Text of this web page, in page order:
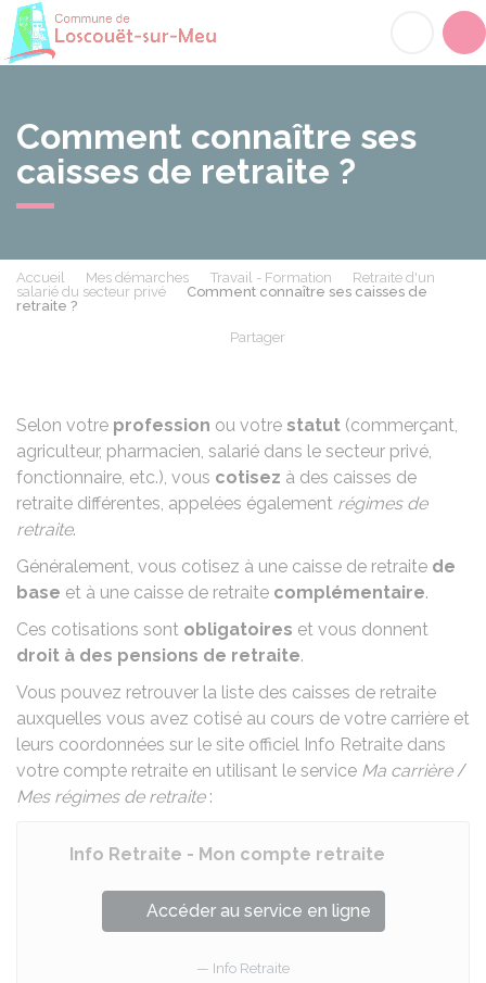
Comment connaître ses
caisses de retraite ?
Accueil Mes démarches Travail - Formation
Retraite d'un
salarié du secteur privé
Comment connaître ses caisses de
retraite ?
Partager
Selon votre profession ou votre statut (commerçant,
agriculteur, pharmacien, salarié dans le secteur privé,
fonctionnaire, etc.), vous cotisez à des caisses de
retraite différentes, appelées également régimes de
retraite.
Généralement, vous cotisez à une caisse de retraite de
base et à une caisse de retraite complémentaire.
Ces cotisations sont obligatoires et vous donnent
droit à des pensions de retraite.
Vous pouvez retrouver la liste des caisses de retraite
auxquelles vous avez cotisé au cours de votre carrière et
leurs coordonnées sur le site officiel Info Retraite dans
votre compte retraite en utilisant le service Ma carrière/
Mes régimes de retraite:
Info Retraite - Mon compte retraite
Accéder au service en ligne
Info Retraite